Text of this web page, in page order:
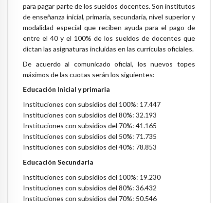
para pagar parte de los sueldos docentes. Son institutos
de enseñanza inicial, primaria, secundaria, nivel superior y
modalidad especial que reciben ayuda para el pago de
entre el 40 y el 100% de los sueldos de docentes que
dictan las asignaturas incluidas en las currículas oficiales.
De acuerdo al comunicado oficial, los nuevos topes
máximos de las cuotas serán los siguientes:
Educación Inicial y primaria
Instituciones con subsidios del 100%: 17.447
Instituciones con subsidios del 80%: 32.193
Instituciones con subsidios del 70%: 41.165
Instituciones con subsidios del 50%: 71.735
Instituciones con subsidios del 40%: 78.853
Educación Secundaria
Instituciones con subsidios del 100%: 19.230
Instituciones con subsidios del 80%: 36.432
Instituciones con subsidios del 70%: 50.546